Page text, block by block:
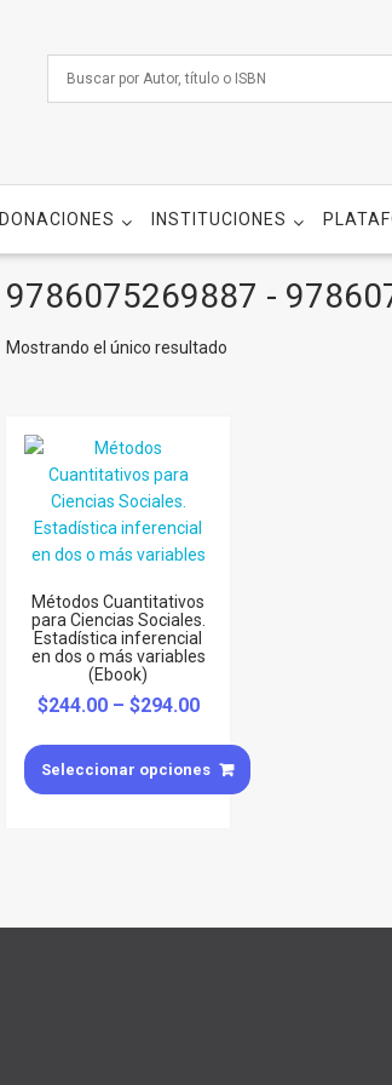
DONACIONES INSTITUCIONES
9786075269887 -
Mostrando el único resultado
Métodos Cuantitativos
para Ciencias Sociales.
Estadística inferencial
en dos o más variables
(Ebook)
$244.00– $294.00
Seleccionar opciones